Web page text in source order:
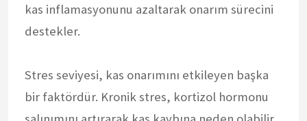
kas inflamasyonunu azaltarak onarım sürecini
destekler.
Stres seviyesi, kas onarımını etkileyen başka
bir faktördür. Kronik stres, kortizol hormonu